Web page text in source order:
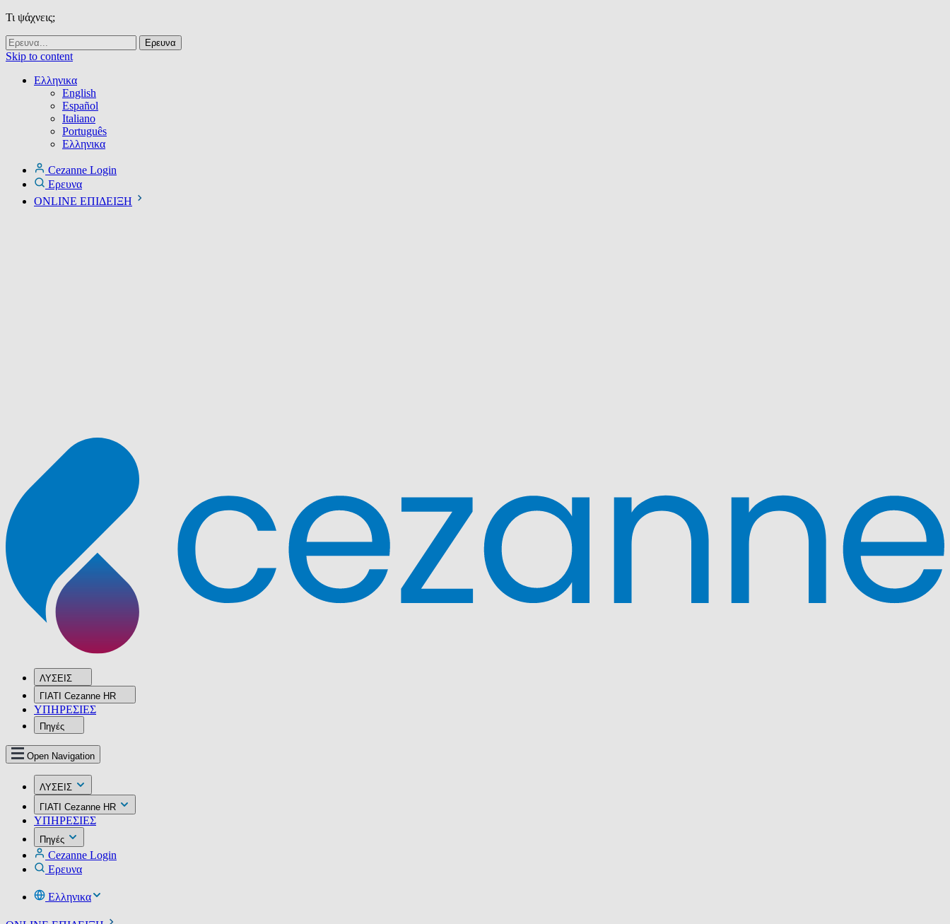
Τι ψάχνεις;
Skip to content
Ελληνικα
English
Español
Italiano
Português
Ελληνικα
Cezanne Login
Ερευνα
ONLINE ΕΠΙΔΕΙΞΗ
ΛΥΣΕΙΣ
ΓΙΑΤΙ Cezanne HR
ΥΠΗΡΕΣIΕΣ
Πηγές
Open Navigation
ΛΥΣΕΙΣ
ΓΙΑΤΙ Cezanne HR
ΥΠΗΡΕΣIΕΣ
Πηγές
Cezanne Login
Ερευνα
Ελληνικα